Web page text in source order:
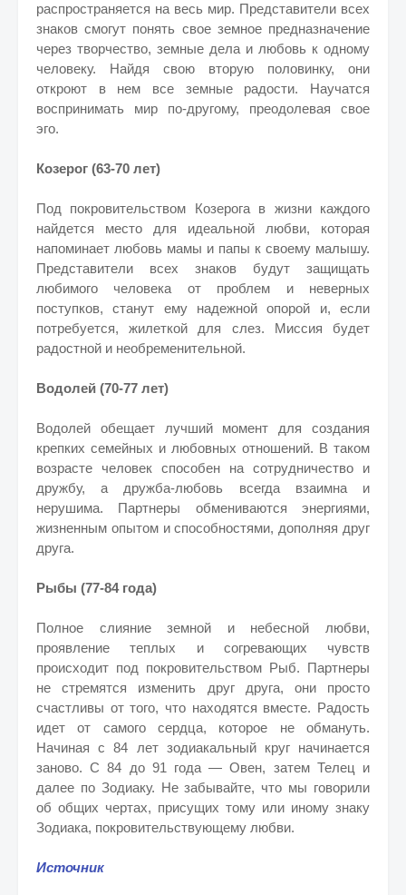
распространяется на весь мир. Представители всех
знаков смогут понять свое земное предназначение
через творчество, земные дела и любовь к одному
человеку. Найдя свою вторую половинку, они
откроют в нем все земные радости. Научатся
воспринимать мир по-другому, преодолевая свое
эго.
Козерог (63-70 лет)
Под покровительством Козерога в жизни каждого
найдется место для идеальной любви, которая
напоминает любовь мамы и папы к своему малышу.
Представители всех знаков будут защищать
любимого человека от проблем и неверных
поступков, станут ему надежной опорой и, если
потребуется, жилеткой для слез. Миссия будет
радостной и необременительной.
Водолей (70-77 лет)
Водолей обещает лучший момент для создания
крепких семейных и любовных отношений. В таком
возрасте человек способен на сотрудничество и
дружбу, а дружба-любовь всегда взаимна и
нерушима. Партнеры обмениваются энергиями,
жизненным опытом и способностями, дополняя друг
друга.
Рыбы (77-84 года)
Полное слияние земной и небесной любви,
проявление теплых и согревающих чувств
происходит под покровительством Рыб. Партнеры
не стремятся изменить друг друга, они просто
счастливы от того, что находятся вместе. Радость
идет от самого сердца, которое не обмануть.
Начиная с 84 лет зодиакальный круг начинается
заново. С 84 до 91 года — Овен, затем Телец и
далее по Зодиаку. Не забывайте, что мы говорили
об общих чертах, присущих тому или иному знаку
Зодиака, покровительствующему любви.
Источник